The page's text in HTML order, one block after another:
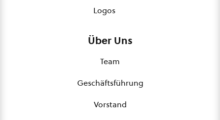
Logos
Über Uns
Team
Geschäftsführung
Vorstand